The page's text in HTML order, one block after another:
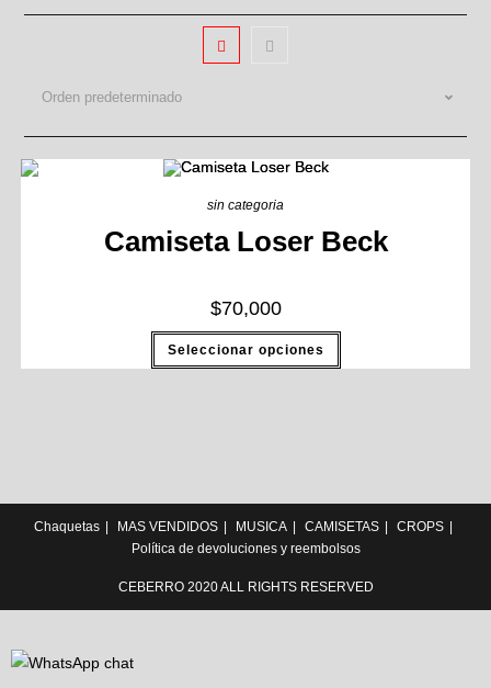
Orden predeterminado
sin categoria
Camiseta Loser Beck
$70,000
Seleccionar opciones
Chaquetas MAS VENDIDOS MUSICA CAMISETAS
CROPS
Política de devoluciones y reembolsos
CEBERRO 2020 ALL RIGHTS RESERVED